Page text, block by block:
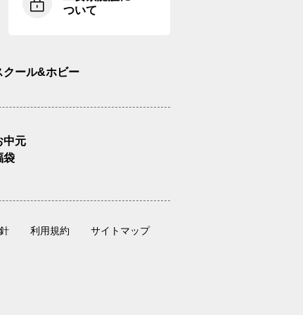
ついて
クール&ホビー
中元
袋
利用規約 サイトマップ